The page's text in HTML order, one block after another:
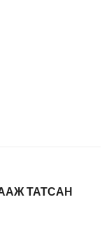
ТАТСАН